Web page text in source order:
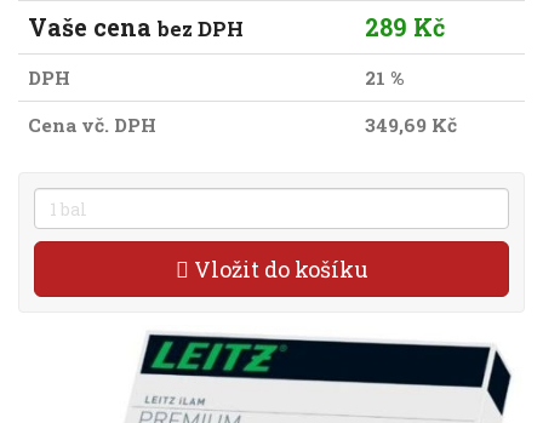
Vaše cena bez DPH 289 Kč
DPH
21 %
Cena vč. DPH
349,69 Kč
Vložit do košíku